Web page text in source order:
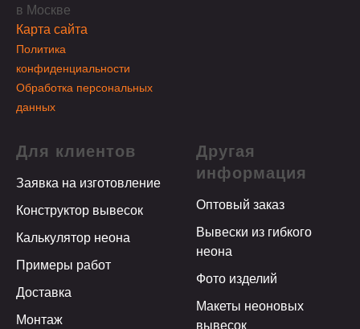
в Москве
Карта сайта
Политика
конфиденциальности
Обработка персональных
данных
Для клиентов
Заявка на изготовление
Конструктор вывесок
Калькулятор неона
Примеры работ
Доставка
Монтаж
Другая
информация
Оптовый заказ
Вывески из гибкого
неона
Фото изделий
Макеты неоновых
вывесок